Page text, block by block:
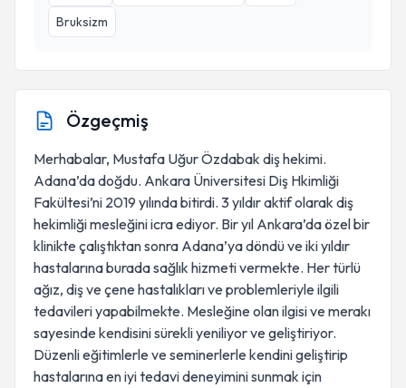
Bruksizm
Özgeçmiş
Merhabalar, Mustafa Uğur Özdabak diş hekimi.
Adana’da doğdu. Ankara Üniversitesi Diş Hkimliği
Fakültesi’ni 2019 yılında bitirdi. 3 yıldır aktif olarak diş
hekimliği mesleğini icra ediyor. Bir yıl Ankara’da özel bir
klinikte çalıştıktan sonra Adana’ya döndü ve iki yıldır
hastalarına burada sağlık hizmeti vermekte. Her türlü
ağız, diş ve çene hastalıkları ve problemleriyle ilgili
tedavileri yapabilmekte. Mesleğine olan ilgisi ve merakı
sayesinde kendisini sürekli yeniliyor ve geliştiriyor.
Düzenli eğitimlerle ve seminerlerle kendini geliştirip
hastalarına en iyi tedavi deneyimini sunmak için